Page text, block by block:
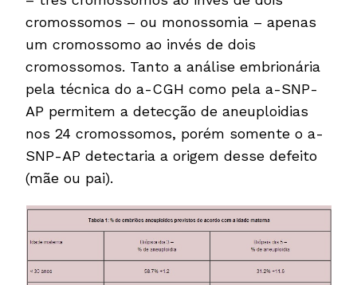
cromossomos – ou monossomia – apenas
um cromossomo ao invés de dois
cromossomos. Tanto a análise embrionária
pela técnica do a-CGH como pela a-SNP-
AP permitem a detecção de aneuploidias
nos 24 cromossomos, porém somente o a-
SNP-AP detectaria a origem desse defeito
(mãe ou pai).